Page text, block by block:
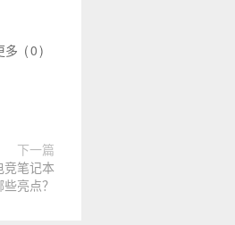
多 (0)
下一篇
竞笔记本
亮点？